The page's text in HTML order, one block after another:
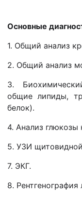
Основные
1. Общий анализ
2. Общий анализ
3.
общие липиды,
белок).
4. Анализ глюкозы
5. УЗИ
7. ЭКГ.
8. Рентгенография